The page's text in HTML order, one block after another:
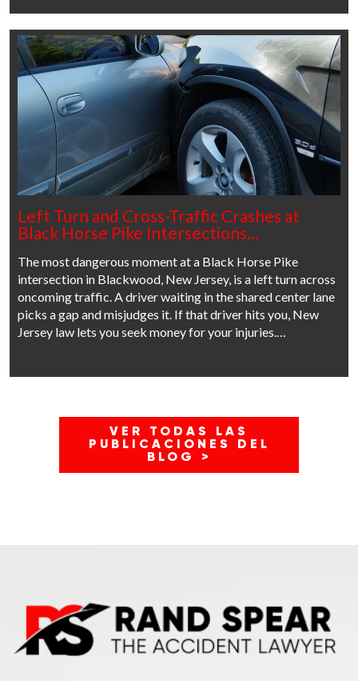
Left Turn and Cross-Traffic Crashes at
Black Horse Pike Intersections…
The most dangerous moment at a Black Horse Pike
intersection in Blackwood, New Jersey, is a left turn across
oncoming traffic. A driver waiting in the shared center lane
picks a gap and misjudges it. If that driver hits you, New
Jersey law lets you seek money for your injuries.…
VER TODAS LAS
PUBLICACIONES DEL
BLOG >